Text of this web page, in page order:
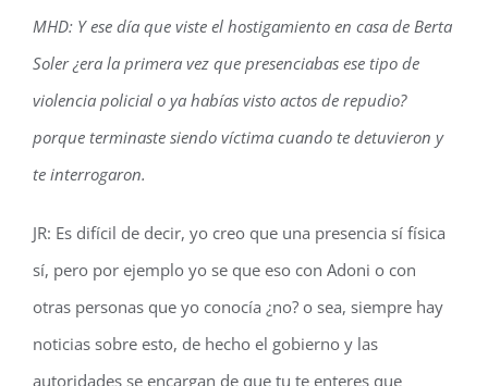
MHD: Y ese día que viste el hostigamiento en casa de Berta
Soler ¿era la primera vez que presenciabas ese tipo de
violencia policial o ya habías visto actos de repudio?
porque terminaste siendo víctima cuando te detuvieron y
te interrogaron.
JR: Es difícil de decir, yo creo que una presencia sí física
sí, pero por ejemplo yo se que eso con Adoni o con
otras personas que yo conocía ¿no? o sea, siempre hay
noticias sobre esto, de hecho el gobierno y las
autoridades se encargan de que tu te enteres que